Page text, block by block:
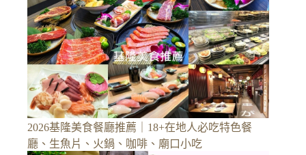
2026基隆美食餐廳推薦｜18+在地人必吃特色餐
廳、生魚片、火鍋、咖啡、廟口小吃